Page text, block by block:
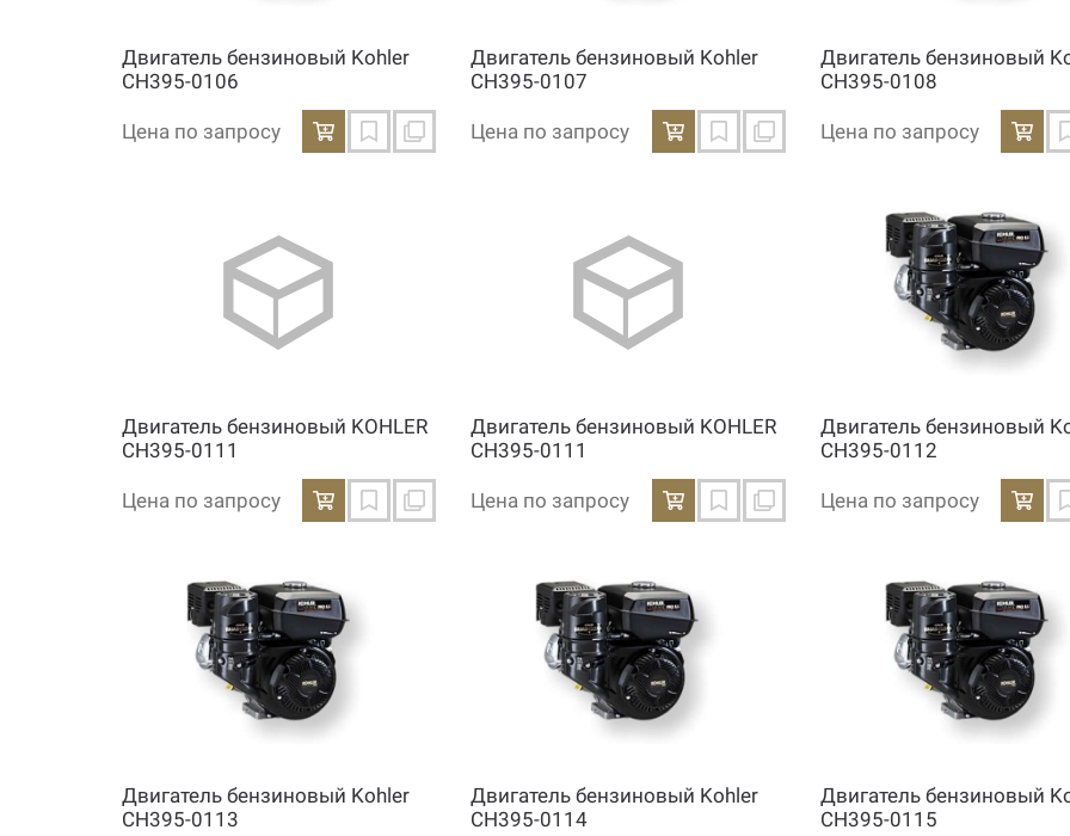
Двигатель бензиновый Kohler
CH395-0106
Цена по запросу
Двигатель бензиновый Kohler
CH395-0107
Цена по запросу
Двигатель бензиновый
CH395-0108
Цена по запросу
Двигатель бензиновый KOHLER
CH395-0111
Цена по запросу
Двигатель бензиновый KOHLER
CH395-0111
Цена по запросу
Двигатель бензиновый
CH395-0112
Цена по запросу
Двигатель бензиновый Kohler
CH395-0113
Двигатель бензиновый Kohler
CH395-0114
Двигатель бензиновый
CH395-0115